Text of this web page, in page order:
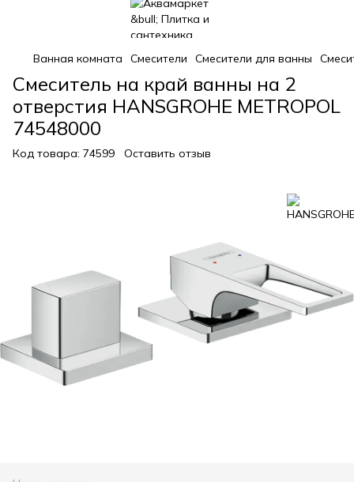
Ванная комната Смесители Смесители для ванны
Смеситель на край ванны на 2
отверстия HANSGROHE METROPOL
74548000
Код товара: 74599 Оставить отзыв